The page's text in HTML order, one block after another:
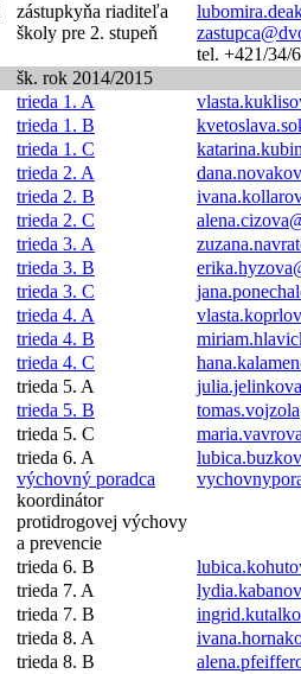
zástupkyňa riaditeľa
školy pre 2. stupeň
tel. +421/34/
šk. rok 2014/2015
trieda 1. A
trieda 1. B
trieda 1. C
trieda 2. A
trieda 2. B
trieda 2. C
trieda 3. A
trieda 3. B
trieda 3. C
trieda 4. A
trieda 4. B
trieda 4. C
trieda 5. A
trieda 5. B
trieda 5. C
trieda 6. A
výchovný poradca
koordinátor
protidrogovej výchovy
a prevencie
trieda 6. B
trieda 7. A
trieda 7. B
trieda 8. A
trieda 8. B